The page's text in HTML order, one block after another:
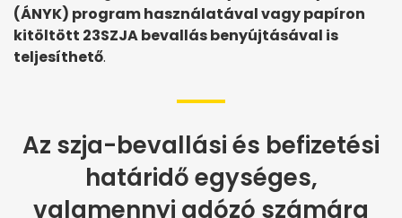
(ÁNYK) program használatával vagy papíron
kitöltött 23SZJA bevallás benyújtásával is
teljesíthető.
Az szja-bevallási és befizetési
határidő egységes,
valamennyi adózó számára